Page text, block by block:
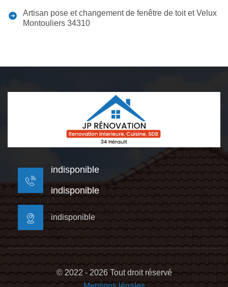
Artisan pose et changement de fenêtre de toit et Velux
Montouliers 34310
indisponible
indisponible
indisponible
© 2022 - 2026 Tout droit réservé